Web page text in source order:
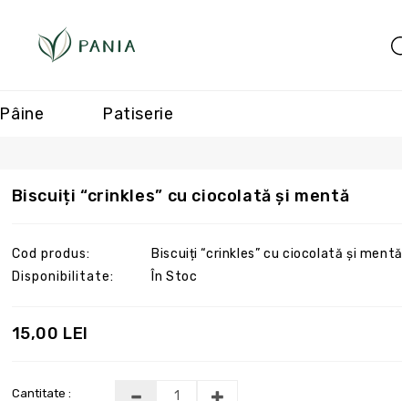
Pâine Patiserie
Biscuiți “crinkles” cu ciocolată și mentă
Cod produs:
Biscuiți “crinkles” cu ciocolată și mentă
Disponibilitate:
În Stoc
15,00 LEI
Cantitate :